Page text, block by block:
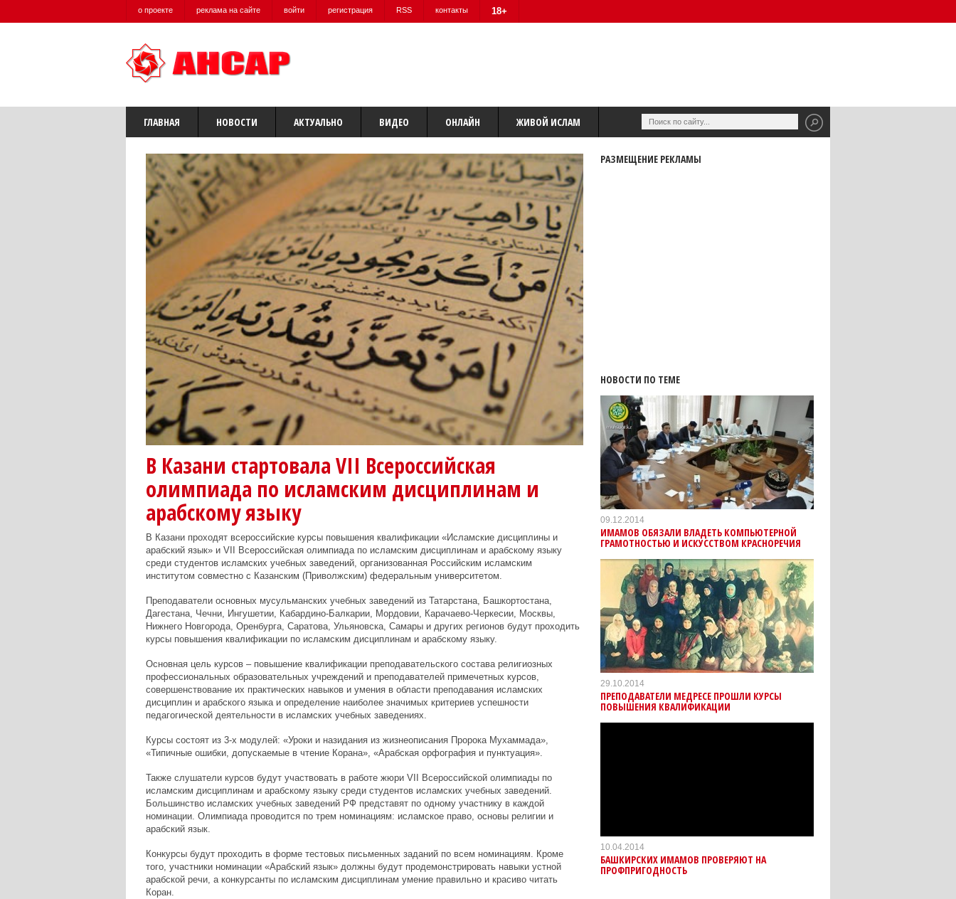
о проекте реклама на сайте войти регистрация RSS контакты 18+
ГЛАВНАЯ НОВОСТИ АКТУАЛЬНО ВИДЕО ОНЛАЙН ЖИВОЙ ИСЛАМ
В Казани стартовала VII Всероссийская
олимпиада по исламским дисциплинам и
арабскому языку
В Казани проходят всероссийские курсы повышения квалификации «Исламские дисциплины и
арабский язык» и VII Всероссийская олимпиада по исламским дисциплинам и арабскому языку
среди студентов исламских учебных заведений, организованная Российским исламским
институтом совместно с Казанским (Приволжским) федеральным университетом.
Преподаватели основных мусульманских учебных заведений из Татарстана, Башкортостана,
Дагестана, Чечни, Ингушетии, Кабардино-Балкарии, Мордовии, Карачаево-Черкесии, Москвы,
Нижнего Новгорода, Оренбурга, Саратова, Ульяновска, Самары и других регионов будут проходить
курсы повышения квалификации по исламским дисциплинам и арабскому языку.
Основная цель курсов – повышение квалификации преподавательского состава религиозных
профессиональных образовательных учреждений и преподавателей примечетных курсов,
совершенствование их практических навыков и умения в области преподавания исламских
дисциплин и арабского языка и определение наиболее значимых критериев успешности
педагогической деятельности в исламских учебных заведениях.
Курсы состоят из 3-х модулей: «Уроки и назидания из жизнеописания Пророка Мухаммада»,
«Типичные ошибки, допускаемые в чтение Корана», «Арабская орфография и пунктуация».
Также слушатели курсов будут участвовать в работе жюри VII Всероссийской олимпиады по
исламским дисциплинам и арабскому языку среди студентов исламских учебных заведений.
Большинство исламских учебных заведений РФ представят по одному участнику в каждой
номинации. Олимпиада проводится по трем номинациям: исламское право, основы религии и
арабский язык.
Конкурсы будут проходить в форме тестовых письменных заданий по всем номинациям. Кроме
того, участники номинации «Арабский язык» должны будут продемонстрировать навыки устной
арабской речи, а конкурсанты по исламским дисциплинам умение правильно и красиво читать
Коран.
РАЗМЕЩЕНИЕ РЕКЛАМЫ
НОВОСТИ ПО ТЕМЕ
09.12.2014
ИМАМОВ ОБЯЗАЛИ ВЛАДЕТЬ КОМПЬЮТЕРНОЙ
ГРАМОТНОСТЬЮ И ИСКУССТВОМ КРАСНОРЕЧИЯ
29.10.2014
ПРЕПОДАВАТЕЛИ МЕДРЕСЕ ПРОШЛИ КУРСЫ
ПОВЫШЕНИЯ КВАЛИФИКАЦИИ
10.04.2014
БАШКИРСКИХ ИМАМОВ ПРОВЕРЯЮТ НА
ПРОФПРИГОДНОСТЬ